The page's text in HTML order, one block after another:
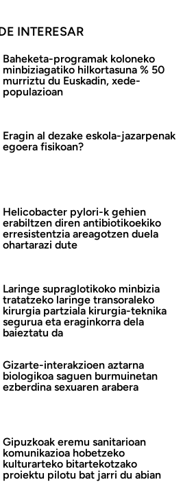
INTERESAR
Baheketa-programak koloneko
minbiziagatiko hilkortasuna % 50
murriztu du Euskadin, xede-
populazioan
Eragin al dezake eskola-jazarpenak
egoera fisikoan?
Helicobacter pylori-k gehien
erabiltzen diren antibiotikoekiko
erresistentzia areagotzen duela
ohartarazi dute
Laringe supraglotikoko minbizia
tratatzeko laringe transoraleko
kirurgia partziala kirurgia-teknika
segurua eta eraginkorra dela
baieztatu da
Gizarte-interakzioen aztarna
biologikoa saguen burmuinetan
ezberdina sexuaren arabera
Gipuzkoak eremu sanitarioan
komunikazioa hobetzeko
kulturarteko bitartekotzako
proiektu pilotu bat jarri du abian